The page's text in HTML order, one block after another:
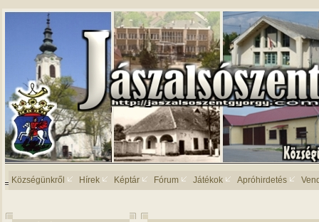
Községünkről Hírek Képtár Fórum Játékok Apróhirdetés